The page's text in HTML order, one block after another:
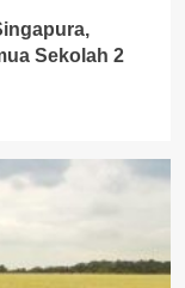
Sekolah 2